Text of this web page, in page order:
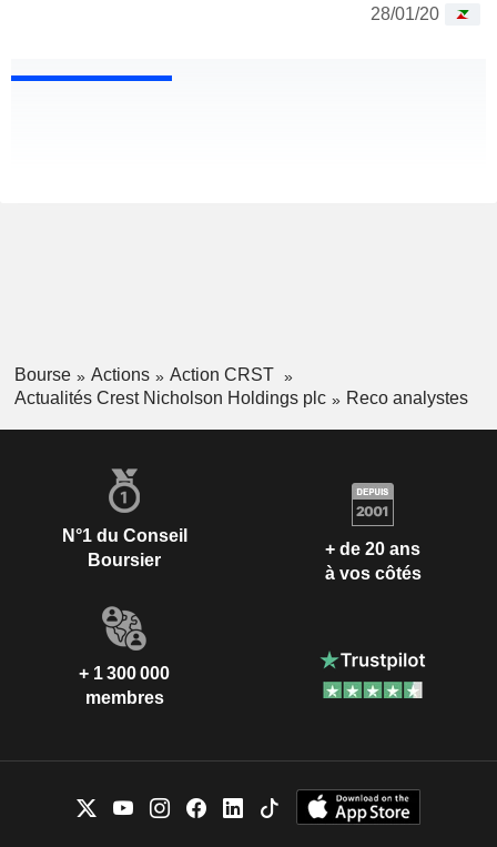
28/01/20
Bourse Actions
Action CRST
Actualités Crest Nicholson Holdings plc
Reco analystes
N°1 du Conseil
Boursier
+ de 20 ans
à vos côtés
+ 1 300 000
membres